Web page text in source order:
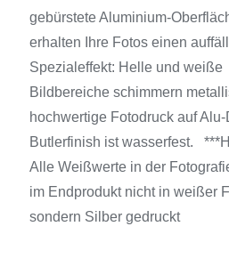
WERDEN
gebürstete Aluminium-
erhalten Ihre Fotos einen
Spezialeffekt: Helle und weiße
Bildbereiche schimmern
hochwertige Fotodruck auf Alu-
Butlerfinish ist wasserfest.
Alle Weißwerte in der
im Endprodukt nicht in weißer
sondern Silber gedruckt